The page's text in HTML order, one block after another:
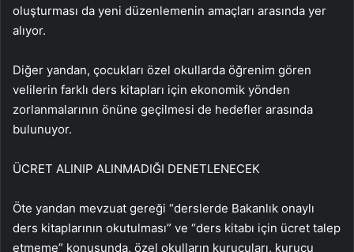
oluşturması da yeni düzenlemenin amaçları arasında yer
alıyor.
Diğer yandan, çocukları özel okullarda öğrenim gören
velilerin farklı ders kitapları için ekonomik yönden
zorlanmalarının önüne geçilmesi de hedefler arasında
bulunuyor.
ÜCRET ALINIP ALINMADIĞI DENETLENECEK
Öte yandan mevzuat gereği “derslerde Bakanlık onaylı
ders kitaplarının okutulması” ve “ders kitabı için ücret talep
etmeme” konusunda, özel okulların kurucuları, kurucu